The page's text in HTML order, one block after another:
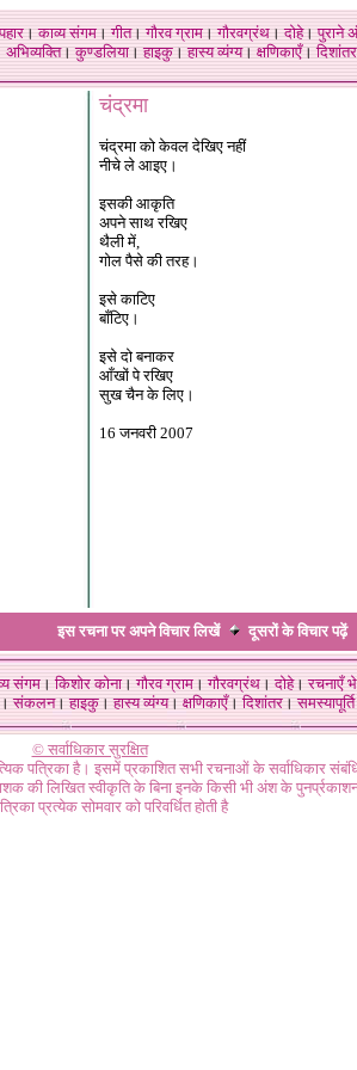
।काव्य संगम।गीत।गौरव ग्राम।गौरवग्रंथ।दोहे।पुराने
अभिव्यक्ति।कुण्डलिया।हाइकु।हास्य व्यंग्य।क्षणिकाएँ।दिशांतर
चंद्रमा
चंद्रमा को केवल देखिए नहीं
नीचे ले आइए।
इसकी आकृति
अपने साथ रखिए
थैली में,
गोल पैसे की तरह।
इसे काटिए
बाँटिए।
इसे दो बनाकर
आँखों पे रखिए
सुख चैन के लिए।
16 जनवरी 2007
इस रचना पर अपने विचार लिखें दूसरों के विचारपढ़ें
संगम।किशोर कोना।गौरव ग्राम।गौरवग्रंथ।दोहे।रचनाएँ
संकलन। हाइकु। हास्य व्यंग्य। क्षणिकाएँ। दिशांतर। समस्यापूर्ति
© सर्वाधिकार सुरक्षित
पत्रिका है। इसमें प्रकाशित सभी रचनाओं के सर्वाधिकार
की लिखित स्वीकृति के बिना इनके किसी भी अंश के
प्रत्येक सोमवार को परिवर्धित होती है